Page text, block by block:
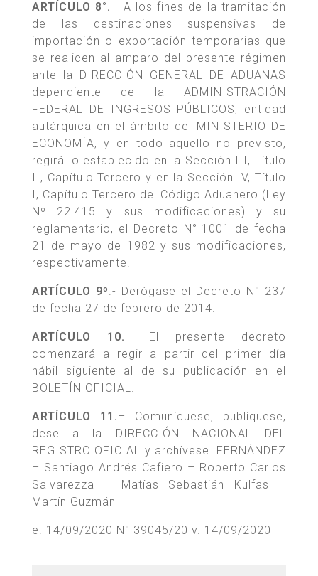
ARTÍCULO 8°.– A los fines de la tramitación
de las destinaciones suspensivas de
importación o exportación temporarias que
se realicen al amparo del presente régimen
ante la DIRECCIÓN GENERAL DE ADUANAS
dependiente de la ADMINISTRACIÓN
FEDERAL DE INGRESOS PÚBLICOS, entidad
autárquica en el ámbito del MINISTERIO DE
ECONOMÍA, y en todo aquello no previsto,
regirá lo establecido en la Sección III, Título
II, Capítulo Tercero y en la Sección IV, Título
I, Capítulo Tercero del Código Aduanero (Ley
Nº 22.415 y sus modificaciones) y su
reglamentario, el Decreto N° 1001 de fecha
21 de mayo de 1982 y sus modificaciones,
respectivamente.
ARTÍCULO 9º .- Derógase el Decreto N° 237
de fecha 27 de febrero de 2014.
ARTÍCULO 10.– El presente decreto
comenzará a regir a partir del primer día
hábil siguiente al de su publicación en el
BOLETÍN OFICIAL.
ARTÍCULO 11.– Comuníquese, publíquese,
dese a la DIRECCIÓN NACIONAL DEL
REGISTRO OFICIAL y archívese. FERNÁNDEZ
– Santiago Andrés Cafiero – Roberto Carlos
Salvarezza – Matías Sebastián Kulfas –
Martín Guzmán
e. 14/09/2020 N° 39045/20 v. 14/09/2020